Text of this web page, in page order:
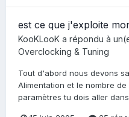
est ce que j'exploite
KooKLooK a répondu à
Overclocking & Tuning
Tout d'abord nous devons
Alimentation et le nombre
paramètres tu dois aller